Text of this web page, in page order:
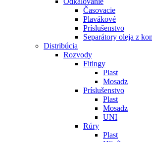
Časovacie
Plavákové
Príslušenstvo
Separátory oleja z
Distribúcia
Rozvody
Fitingy
Plast
Mosadz
Príslušenstvo
Plast
Mosadz
UNI
Rúry
Plast